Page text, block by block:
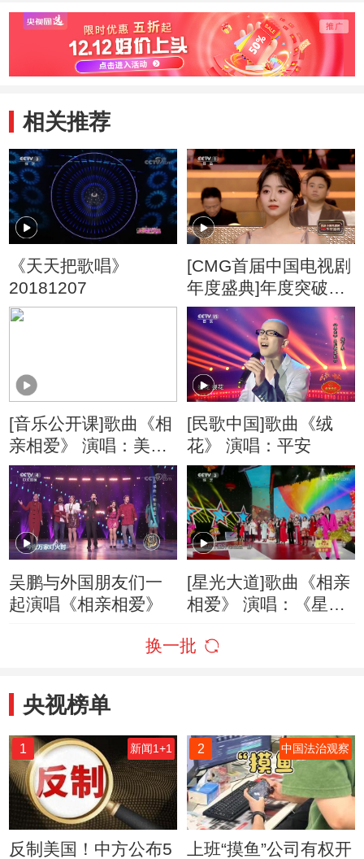
妍
相关推荐
《天天把歌唱》
20181207
[CMG首届中国电视剧
年度盛典]年度突破女
演员：谭松韵 李庚希
[音乐公开课]歌曲《相
亲相爱》 演唱：美声
四季
[民歌中国]歌曲《绒
花》 演唱：平安
吴鹏与外国朋友们一
起演唱《相亲相爱》
[星光大道]歌曲《相亲
相爱》 演唱：《星光
换一批
央视榜单
1 新闻1+1
反制美国！中方公布5
2 中国法治观察
上班“摸鱼”公司有权开